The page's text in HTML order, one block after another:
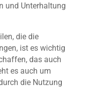
und Unterhaltung
die die
ist es wichtig
das auch
es auch um
die Nutzung